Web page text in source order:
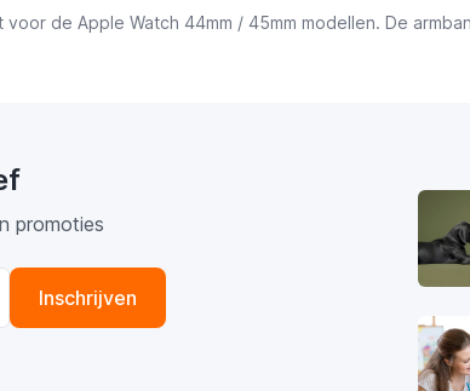
de Apple Watch 44mm / 45mm modellen. De
promoties
Inschrijven